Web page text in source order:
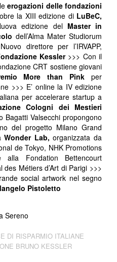
erogazioni delle fondazioni
la XIII edizione diLuBeC,
edizione del Master in
dell’Alma Mater Studiorum
direttore per l’IRVAPP,
Kessler>>> Con il
CRT sostiene giovani
More than Pink per
>>> E’ online la IV edizione
per accelerare startup a
Cologni dei Mestieri
Bagatti Valsecchi propongono
del progetto Milano Grand
Wonder Lab,organizzata da
de Tokyo, NHK Promotions
Fondation Bettencourt
des Métiers d’Art di Parigi >>>
social artwork nel segno
Pistoletto
Sereno
DI RISPARMIO ITALIANE
BRUNO KESSLER